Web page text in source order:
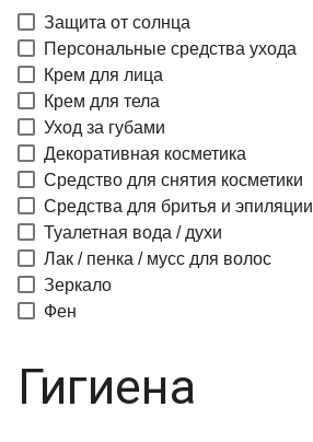
Защита от солнца
Персональные средства ухода
Крем для лица
Крем для тела
Уход за губами
Декоративная косметика
Средство для снятия косметики
Средства для бритья и эпиляции
Туалетная вода / духи
Лак / пенка / мусс для волос
Зеркало
Фен
Гигиена